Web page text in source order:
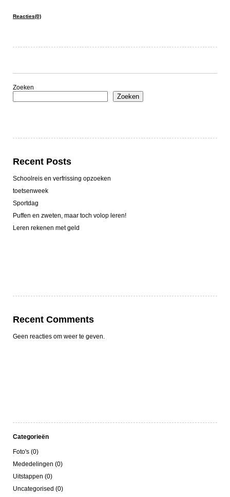
Reacties(0)
Zoeken
Zoeken
Recent Posts
Schoolreis en verfrissing opzoeken
toetsenweek
Sportdag
Puffen en zweten, maar toch volop leren!
Leren rekenen met geld
Recent Comments
Geen reacties om weer te geven.
Categorieën
Foto's (0)
Mededelingen (0)
Uitstappen (0)
Uncategorised (0)